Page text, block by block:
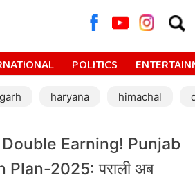
for:
POLITICS
haryana himachal
Earning! Punjab
Plan-2025: पराली अब